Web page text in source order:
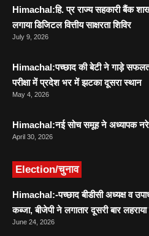
Himachal:हि. प्र राज्य सहकारी बैंक
लगाया डिजिटल वित्तीय साक्षरता शिविर
July 9, 2026
Himachal:पच्छाद की बेटी ने गाड़े
परीक्षा में प्रदेश भर में झटका दूसरा स्थान
May 4, 2026
Himachal:नई सोच समूह ने अध्यापक नरेश
April 30, 2026
Election/चुनाव
Himachal:-पच्छाद बीडीसी अध्यक्ष व
कब्जा, बीजेपी ने लगातार दूसरी बार
June 24, 2026